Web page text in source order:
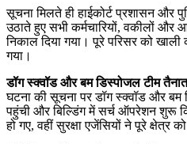
सूचना मिलते ही हाईकोर्ट प्रशासन
उठाते हुए सभी कर्मचारियों, वकीलों और
निकाल दिया गया। पूरे परिसर को
गया।
डॉग स्क्वॉड और बम डिस्पोजल टीम तैनात
घटना की सूचना पर डॉग स्क्वॉड और बम
पहुंची और बिल्डिंग में सर्च ऑपरेशन शुरू
हो गए, वहीं सुरक्षा एजेंसियों ने पूरे क्षेत्र